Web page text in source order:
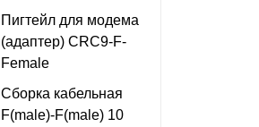
Пигтейл для модема
(адаптер) CRC9-F-
Female
Сборка кабельная
F(male)-F(male) 10